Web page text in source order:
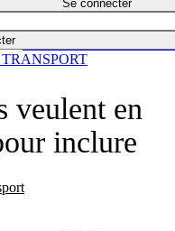
Se connecter
veulent en
inclure